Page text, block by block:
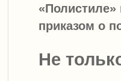
приказом о
Не